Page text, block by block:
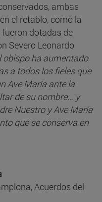
ambas
el retablo, como la
dotadas de
Severo Leonardo
obispo ha aumentado
a todos los fieles que
Ave María ante la
de su nombre… y
Nuestro y Ave María
que se conserva en
Acuerdos del